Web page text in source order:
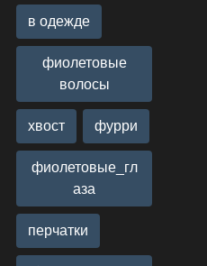
в одежде
фиолетовые
волосы
хвост фурри
фиолетовые_гл
аза
перчатки